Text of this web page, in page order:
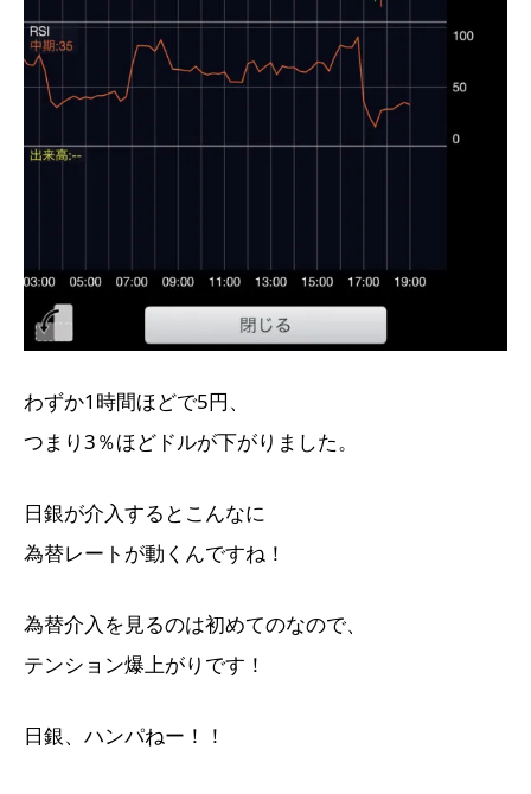
わずか1時間ほどで5円、
つまり3％ほどドルが下がりました。
日銀が介入するとこんなに
為替レートが動くんですね！
為替介入を見るのは初めてのなので、
テンション爆上がりです！
日銀、ハンパねー！！